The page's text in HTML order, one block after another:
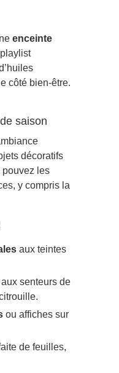
enceinte
côté bien-être.
saison
décoratifs
pouvez les
y compris la
aux teintes
senteurs de
ou affiches sur
de feuilles,